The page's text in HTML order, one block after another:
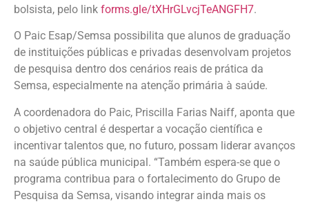
bolsista, pelo link forms.gle/tXHrGLvcjTeANGFH7.
O Paic Esap/Semsa possibilita que alunos de graduação
de instituições públicas e privadas desenvolvam projetos
de pesquisa dentro dos cenários reais de prática da
Semsa, especialmente na atenção primária à saúde.
A coordenadora do Paic, Priscilla Farias Naiff, aponta que
o objetivo central é despertar a vocação científica e
incentivar talentos que, no futuro, possam liderar avanços
na saúde pública municipal. “Também espera-se que o
programa contribua para o fortalecimento do Grupo de
Pesquisa da Semsa, visando integrar ainda mais os